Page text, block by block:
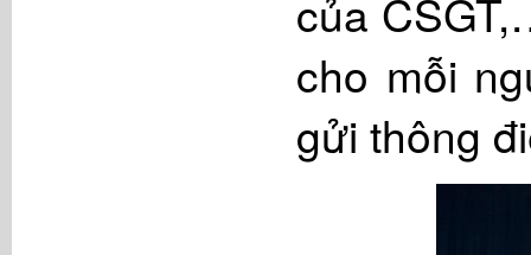
của
cho mỗi
gửi thông